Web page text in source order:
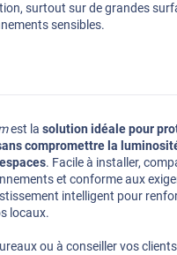
surtout sur de grandes
sensibles.
est la solution idéale pour
compromettre la
. Facile à installer,
et conforme aux
intelligent pour
locaux.
ou à conseiller vos